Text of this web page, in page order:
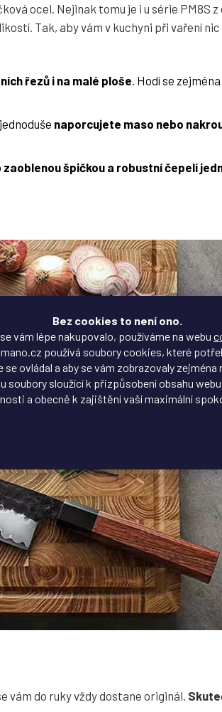
Bez cookies to není ono.
vám lépe nakupovalo, používáme na webu
používá soubory cookies, které
se ovládal a aby se vám zobrazovaly zejména
soubory sloužící k přizpůsobení obsahu
a obecně k zajištění vaší maximální
ocel. Nejinak tomu je i u série PM8S z
Tak, aby vám v kuchyni při vaření nic
řezů i na malé ploše . Hodí se
jednoduše naporcujete maso nebo
zaoblenou špičkou a robustní čepelí
vám do ruky vždy dostane originál.